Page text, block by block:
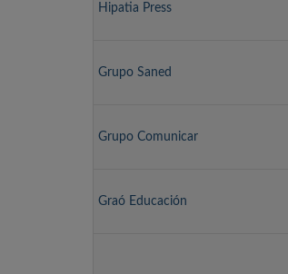
Hipatia Press
Grupo Saned
Grupo Comunicar
Graó Educación